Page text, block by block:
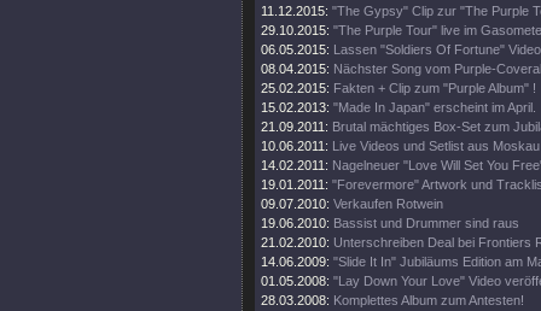
11.12.2015: "The Gypsy" Clip zur "The Purple
29.10.2015: "The Purple Tour" live im
06.05.2015: Lassen "Soldiers Of Fortune"
08.04.2015: Nächster Song vom Purple-
25.02.2015: Fakten + Clip zum "Purple Album" !
15.02.2013: "Made In Japan" erscheint im April.
21.09.2011: Brutal mächtiges Box-Set zum
10.06.2011: Live Videos und Setlist aus
14.02.2011: Nagelneuer "Love Will Set You
19.01.2011: "Forevermore" Artwork und
09.07.2010: Verkaufen Rotwein
19.06.2010: Bassist und Drummer sind raus
21.02.2010: Unterschreiben Deal bei Frontiers
14.06.2009: "Slide It In" Jubiläums Edition am
01.05.2008: "Lay Down Your Love" Video
28.03.2008: Komplettes Album zum Antesten!